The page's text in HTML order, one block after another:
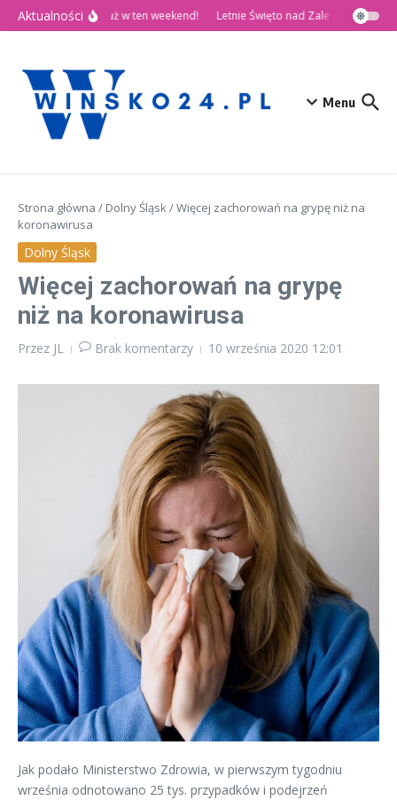
Przejdź do treści
Aktualności
🎉 Dni Wińska 2026 już w ten weekend! Letnie Święto nad Zalewem Słup
Menu
Strona główna / Dolny Śląsk/Więcej zachorowań na grypę niż na
koronawirusa
Dolny Śląsk
Więcej zachorowań na grypę
niż na koronawirusa
Przez JL Brak komentarzy 10 września 2020 12:01
Jak podało Ministerstwo Zdrowia, w pierwszym tygodniu
września odnotowano 25 tys. przypadków i podejrzeń